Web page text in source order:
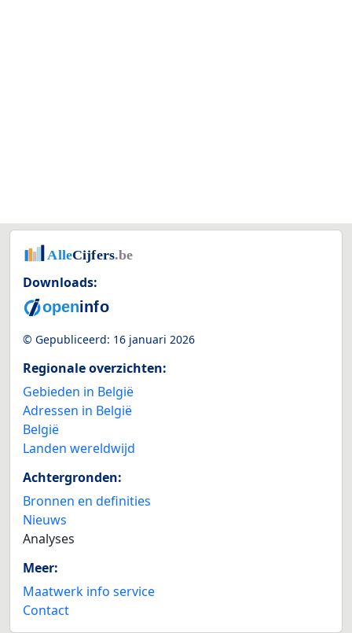
Downloads:
© Gepubliceerd: 16 januari 2026
Regionale overzichten:
Gebieden in België
Adressen in België
België
Landen wereldwijd
Achtergronden:
Bronnen en definities
Nieuws
Analyses
Meer:
Maatwerk info service
Contact